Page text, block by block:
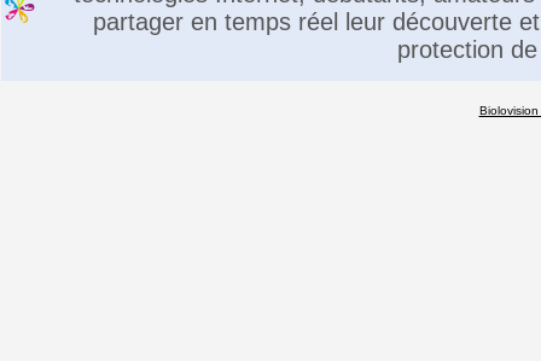
partager en temps réel leur découverte
protection
Biolovision